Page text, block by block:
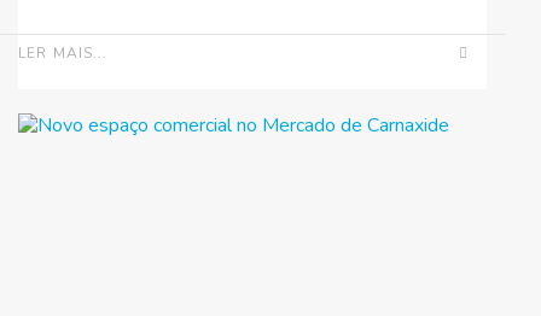
LER MAIS...